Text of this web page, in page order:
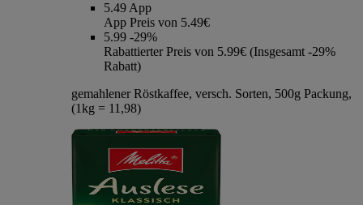
5.49 App
App Preis von 5.49€
5.99 -29%
Rabattierter Preis von 5.99€ (Insgesamt -29%
Rabatt)
gemahlener Röstkaffee, versch. Sorten, 500g Packung,
(1kg = 11,98)